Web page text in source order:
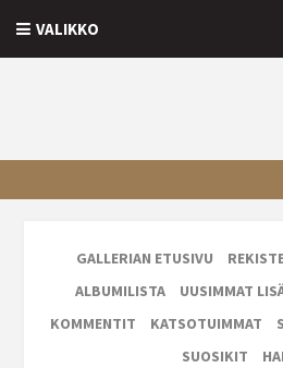
VALIKKO
GALLERIAN ETUSIVU
ALBUMILISTA
UUSIMMAT
KOMMENTIT
KATSOTUIMMAT
SUOSIKIT